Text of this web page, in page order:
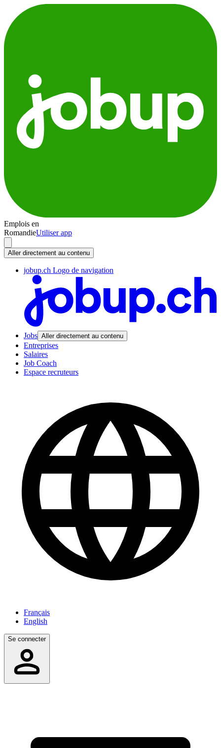
Emplois en
RomandieUtiliser app
Aller directement au contenu
jobup.ch Logo de navigation
Jobs Aller directement au contenu
Entreprises
Salaires
Job Coach
Espace recruteurs
Français
English
Se connecter